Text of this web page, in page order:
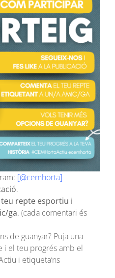
[@cemhorta]
.
teu repte esportiu i
ga. (cada comentari és
de guanyar? Puja una
i el teu progrés amb el
i etiqueta’ns